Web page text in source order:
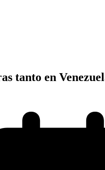
tanto en